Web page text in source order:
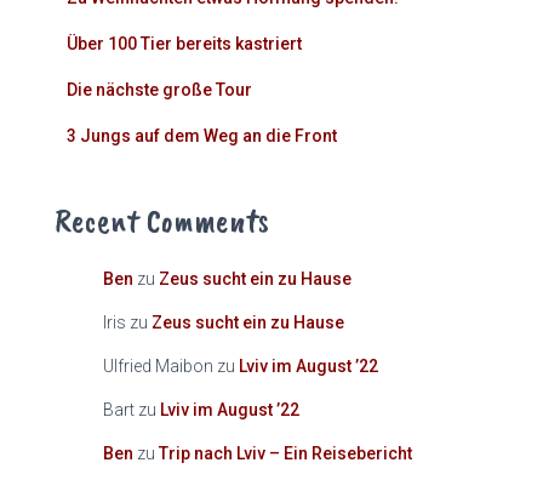
Über 100 Tier bereits kastriert
Die nächste große Tour
3 Jungs auf dem Weg an die Front
Recent Comments
Ben zu Zeus sucht ein zu Hause
Iris zu Zeus sucht ein zu Hause
Ulfried Maibon zu Lviv im August ’22
Bart zu Lviv im August ’22
Ben zuTrip nach Lviv – Ein Reisebericht